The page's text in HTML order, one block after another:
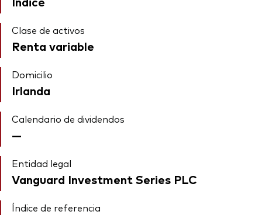
Clase de activos
Renta variable
Domicilio
Irlanda
Calendario de dividendos
—
Entidad legal
Vanguard Investment Series PLC
Índice de referencia